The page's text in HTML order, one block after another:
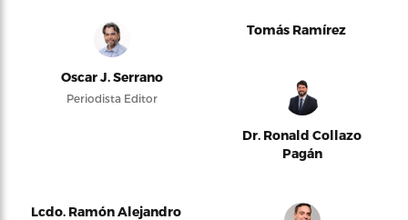
Oscar J. Serrano
Periodista Editor
Tomás Ramírez
Dr. Ronald Collazo
Pagán
Lcdo. Ramón Alejandro